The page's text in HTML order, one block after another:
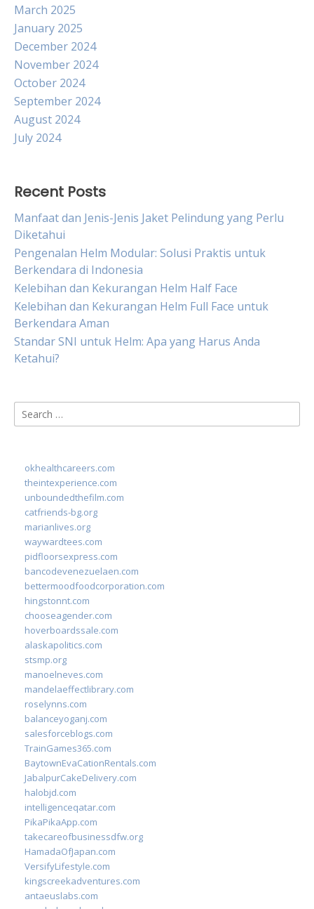
March 2025
January 2025
December 2024
November 2024
October 2024
September 2024
August 2024
July 2024
Recent Posts
Manfaat dan Jenis-Jenis Jaket Pelindung yang Perlu
Diketahui
Pengenalan Helm Modular: Solusi Praktis untuk
Berkendara di Indonesia
Kelebihan dan Kekurangan Helm Half Face
Kelebihan dan Kekurangan Helm Full Face untuk
Berkendara Aman
Standar SNI untuk Helm: Apa yang Harus Anda
Ketahui?
Search
for:
okhealthcareers.com
theintexperience.com
unboundedthefilm.com
catfriends-bg.org
marianlives.org
waywardtees.com
pidfloorsexpress.com
bancodevenezuelaen.com
bettermoodfoodcorporation.com
hingstonnt.com
chooseagender.com
hoverboardssale.com
alaskapolitics.com
stsmp.org
manoelneves.com
mandelaeffectlibrary.com
roselynns.com
balanceyoganj.com
salesforceblogs.com
TrainGames365.com
BaytownEvaCationRentals.com
JabalpurCakeDelivery.com
halobjd.com
intelligenceqatar.com
PikaPikaApp.com
takecareofbusinessdfw.org
HamadaOfJapan.com
VersifyLifestyle.com
kingscreekadventures.com
antaeuslabs.com